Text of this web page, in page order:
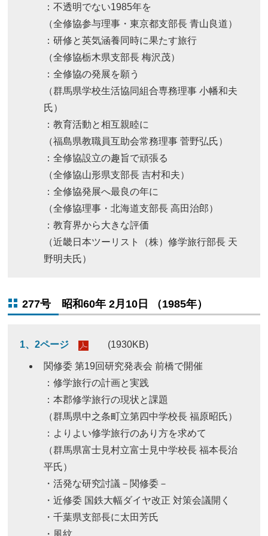
：不透明でない1985年を
（全修協参与理事・東京都支部長 青山良道）
：研修と英気涵養同時に果たす旅行
（全修協栃木県支部長 梅沢茂）
：全修協の発展を願う
（群馬県学校生活協同組合専務理事 小幡和夫
氏）
：教育活動と相互親睦に
（福島県教職員互助会常務理事 菅野弘氏）
：全修協設立の趣旨で頑張る
（全修協山形県支部長 吉村和夫）
：全修協発展へ最良の年に
（全修協理事・北海道支部長 高田治郎）
：教育界から大きな評価
（近畿日本ツーリスト（株）修学旅行部長 天
野明夫氏）
277号 昭和60年 2月10日 （1985年）
1、2ページ (1930KB)
関修委 第19回研究発表会 前橋で開催
：修学旅行の計画と実践
：本郡修学旅行の現状と課題
（群馬県中之条町立第四中学校長 福原昭氏）
：よりよい修学旅行のあり方を求めて
（群馬県富士見村立富士見中学校長 福本長治
平氏）
・活発な研究討議－関修委－
・近修委 国鉄大幅ダイヤ改正 対策会議開く
・千葉県支部長に太田芳氏